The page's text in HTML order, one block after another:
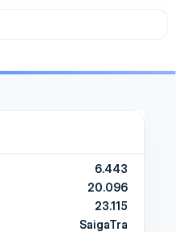
6.443
20.096
23.115
SaigaTra